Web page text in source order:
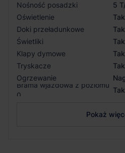
Nośność posadzki
5
Oświetlenie
Tak
Doki przeładunkowe
Tak
Świetliki
Tak
Klapy dymowe
Tak
Tryskacze
Tak
Ogrzewanie
Brama wjazdowa z poziomu
0
Tak
Pokaż